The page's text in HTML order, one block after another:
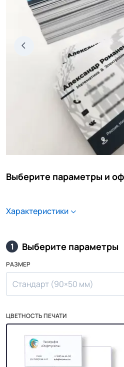
Выберите параметры и
Характеристики
1 Выберите параметры
РАЗМЕР
Стандарт (90×50 мм)
ЦВЕТНОСТЬ ПЕЧАТИ